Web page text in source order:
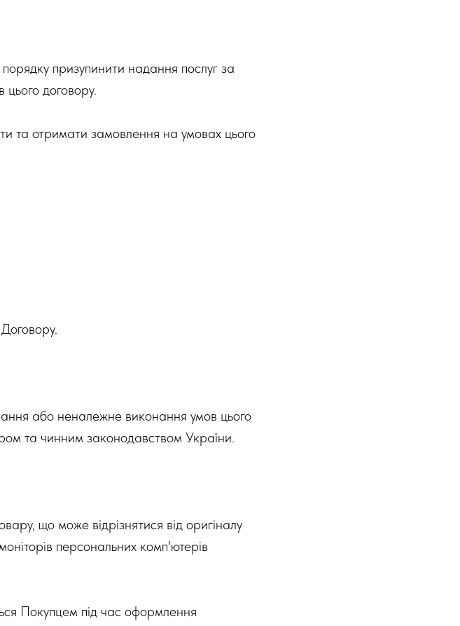
призупинити надання послуг за
договору.
та отримати замовлення на умовах цього
або неналежне виконання умов цього
та чинним законодавством України.
що може відрізнятися від оригіналу
персональних комп'ютерів
Покупцем під час оформлення